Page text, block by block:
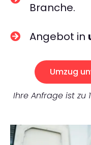
Branche.
Angebot in
Umzug
Ihre Anfrage ist zu